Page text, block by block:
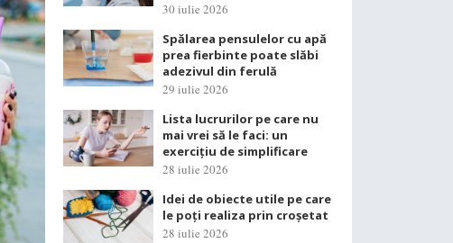
30 iulie 2026
Spălarea pensulelor cu apă
prea fierbinte poate slăbi
adezivul din ferulă
29 iulie 2026
Lista lucrurilor pe care nu
mai vrei să le faci: un
exercițiu de simplificare
28 iulie 2026
Idei de obiecte utile pe care
le poți realiza prin croșetat
28 iulie 2026